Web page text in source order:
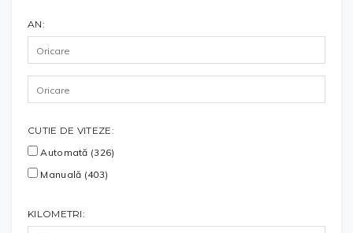
AN:
CUTIE DE VITEZE:
Automată (326)
Manuală (403)
KILOMETRI: